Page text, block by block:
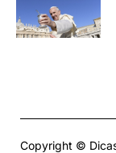
Copyright ©